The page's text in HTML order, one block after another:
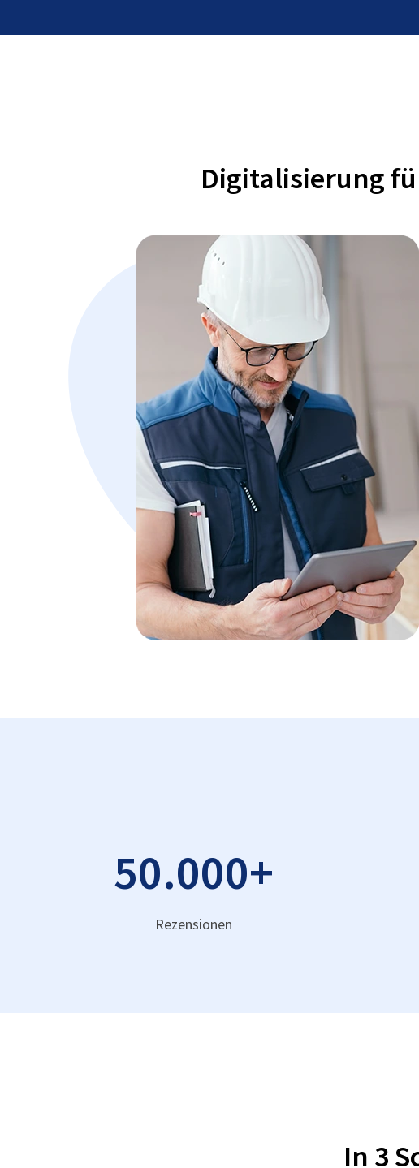
Digitalisierung
50.000+
Rezensionen
In 3